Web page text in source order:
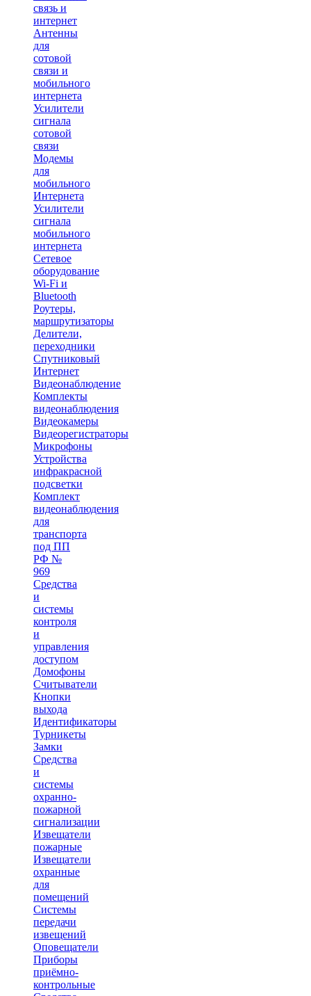
связь и
интернет
Антенны
для
сотовой
связи и
мобильного
интернета
Усилители
сигнала
сотовой
связи
Модемы
для
мобильного
Интернета
Усилители
сигнала
мобильного
интернета
Сетевое
оборудование
Wi-Fi и
Bluetooth
Роутеры,
маршрутизаторы
Делители,
переходники
Спутниковый
Интернет
Видеонаблюдение
Комплекты
видеонаблюдения
Видеокамеры
Видеорегистраторы
Микрофоны
Устройства
инфракрасной
подсветки
Комплект
видеонаблюдения
для
транспорта
под ПП
РФ №
969
Средства
и
системы
контроля
и
управления
доступом
Домофоны
Считыватели
Кнопки
выхода
Идентификаторы
Турникеты
Замки
Средства
и
системы
охранно-
пожарной
сигнализации
Извещатели
пожарные
Извещатели
охранные
для
помещений
Системы
передачи
извещений
Оповещатели
Приборы
приёмно-
контрольные